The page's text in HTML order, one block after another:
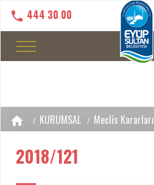
444 30 00
KURUMSAL Meclis Kararları
2018/121